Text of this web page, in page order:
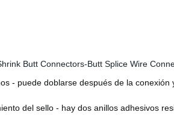
- puede doblarse después de la
del sello - hay dos anillos adhesivos